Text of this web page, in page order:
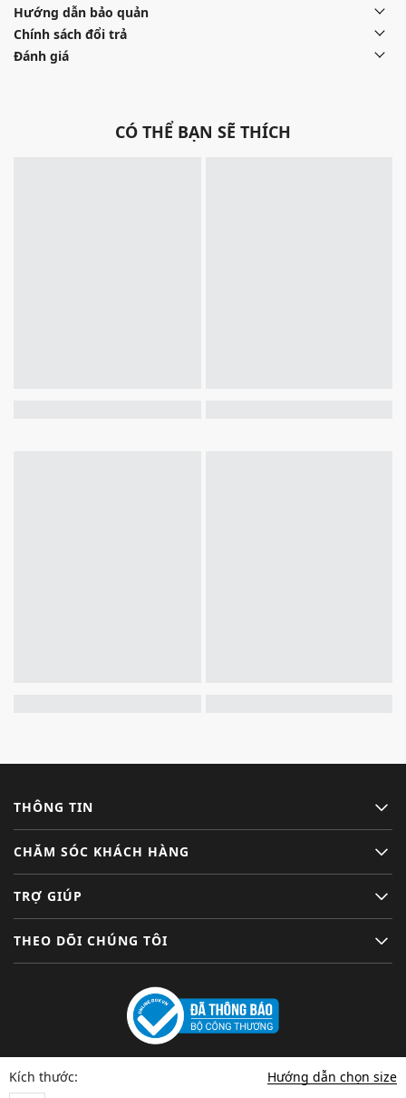
Kích thước: Hướng dẫn chọn size
Hướng dẫn bảo quản
Chính sách đổi trả
Đánh giá
CÓ THỂ BẠN SẼ THÍCH
THÔNG TIN
CHĂM SÓC KHÁCH HÀNG
TRỢ GIÚP
THEO DÕI CHÚNG TÔI